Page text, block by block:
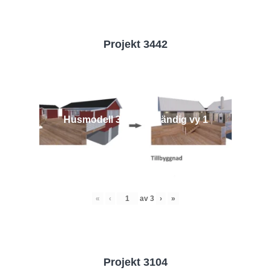
Projekt 3442
Husmodell 3442 - Utvändig vy 1
« ‹ av 3 › »
Projekt 3104